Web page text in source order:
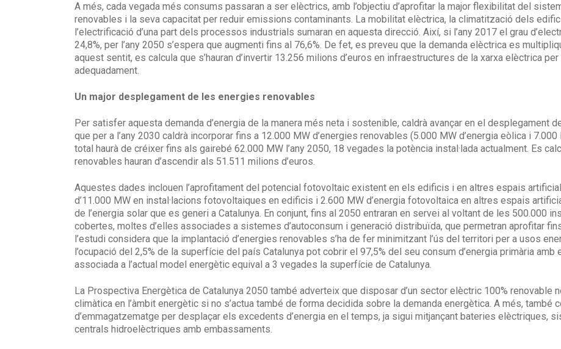
A més, cada vegada més consums passaran a ser elèctrics, amb l’objectiu d’aprofitar la major flexibilitat del
renovables i la seva capacitat per reduir emissions contaminants. La mobilitat elèctrica, la climatització dels
l’electrificació d’una part dels processos industrials sumaran en aquesta direcció. Així, si l’any 2017 el grau
24,8%, per l’any 2050 s’espera que augmenti fins al 76,6%. De fet, es preveu que la demanda elèctrica es
aquest sentit, es calcula que s’hauran d’invertir 13.256 milions d’euros en infraestructures de la xarxa elèctrica
adequadament.
Un major desplegament de les energies renovables
Per satisfer aquesta demanda d’energia de la manera més neta i sostenible, caldrà avançar en el desplegament
que per a l’any 2030 caldrà incorporar fins a 12.000 MW d’energies renovables (5.000 MW d’energia eòlica i
total haurà de créixer fins als gairebé 62.000 MW l’any 2050, 18 vegades la potència instal·lada actualment. Es
renovables hauran d’ascendir als 51.511 milions d’euros.
Aquestes dades inclouen l’aprofitament del potencial fotovoltaic existent en els edificis i en altres espais
d’11.000 MW en instal·lacions fotovoltaiques en edificis i 2.600 MW d’energia fotovoltaica en altres espais
de l’energia solar que es generi a Catalunya. En conjunt, fins al 2050 entraran en servei al voltant de les 500.000
cobertes, moltes d’elles associades a sistemes d’autoconsum i generació distribuïda, que permetran aprofitar
l’estudi considera que la implantació d’energies renovables s’ha de fer minimitzant l’ús del territori per a usos
l’ocupació del 2,5% de la superfície del país Catalunya pot cobrir el 97,5% del seu consum d’energia primària
associada a l’actual model energètic equival a 3 vegades la superfície de Catalunya.
La Prospectiva Energètica de Catalunya 2050 també adverteix que disposar d’un sector elèctric 100%
climàtica en l’àmbit energètic si no s’actua també de forma decidida sobre la demanda energètica. A més,
d’emmagatzematge per desplaçar els excedents d’energia en el temps, ja sigui mitjançant bateries elèctriques,
centrals hidroelèctriques amb embassaments.